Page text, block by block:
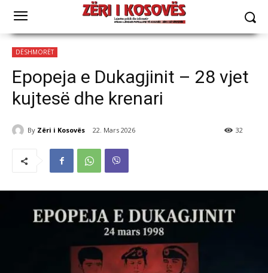
DËSHMORËT
Epopeja e Dukagjinit – 28 vjet
kujtesë dhe krenari
By Zëri i Kosovës 22. Mars 2026 32